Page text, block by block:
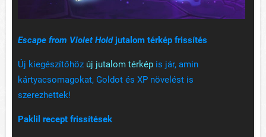
Escape from Violet Holdjutalom térkép frissítés
Új kiegészítőhöz új jutalom térkép is jár, amin
kártyacsomagokat, Goldot és XP növelést is
szerezhettek!
Paklil recept frissítések